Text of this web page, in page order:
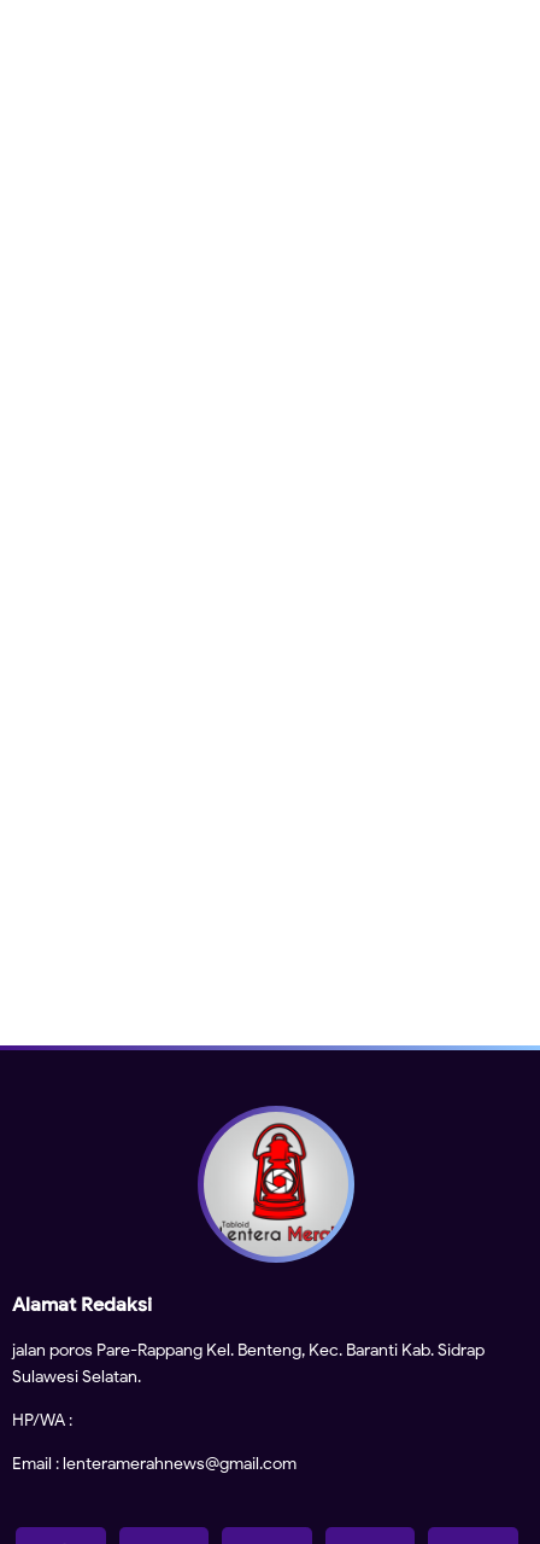
Alamat Redaksi
jalan poros Pare-Rappang Kel. Benteng, Kec. Baranti Kab. Sidrap
Sulawesi Selatan.
HP/WA :
Email : lenteramerahnews@gmail.com